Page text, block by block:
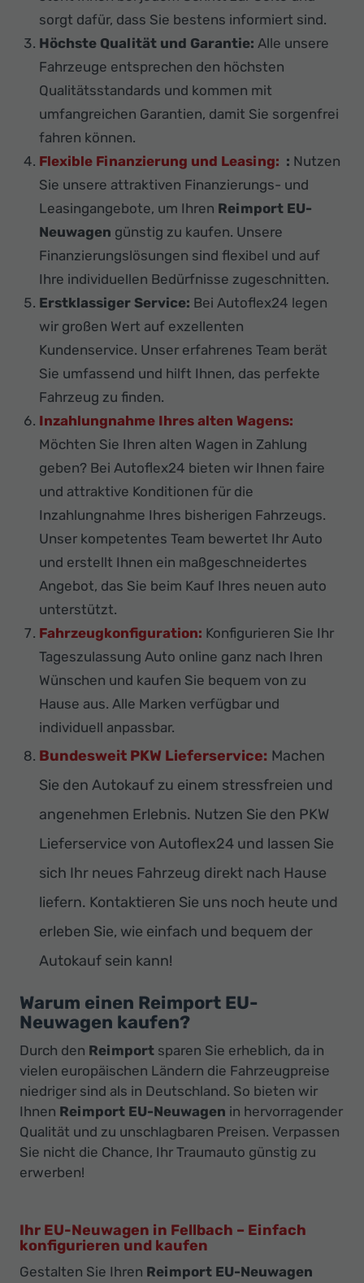
sorgt dafür, dass Sie bestens informiert sind.
Höchste Qualität und Garantie: Alle unsere
Fahrzeuge entsprechen den höchsten
Qualitätsstandards und kommen mit
umfangreichen Garantien, damit Sie sorgenfrei
fahren können.
Flexible Finanzierung und Leasing: : Nutzen
Sie unsere attraktiven Finanzierungs- und
Leasingangebote, um Ihren Reimport EU-
Neuwagen günstig zu kaufen. Unsere
Finanzierungslösungen sind flexibel und auf
Ihre individuellen Bedürfnisse zugeschnitten.
Erstklassiger Service: Bei Autoflex24 legen
wir großen Wert auf exzellenten
Kundenservice. Unser erfahrenes Team berät
Sie umfassend und hilft Ihnen, das perfekte
Fahrzeug zu finden.
Inzahlungnahme Ihres alten Wagens:
Möchten Sie Ihren alten Wagen in Zahlung
geben? Bei Autoflex24 bieten wir Ihnen faire
und attraktive Konditionen für die
Inzahlungnahme Ihres bisherigen Fahrzeugs.
Unser kompetentes Team bewertet Ihr Auto
und erstellt Ihnen ein maßgeschneidertes
Angebot, das Sie beim Kauf Ihres neuen auto
unterstützt.
Fahrzeugkonfiguration: Konfigurieren Sie Ihr
Tageszulassung Auto online ganz nach Ihren
Wünschen und kaufen Sie bequem von zu
Hause aus. Alle Marken verfügbar und
individuell anpassbar.
Bundesweit PKW Lieferservice: Machen
Sie den Autokauf zu einem stressfreien und
angenehmen Erlebnis. Nutzen Sie den PKW
Lieferservice von Autoflex24 und lassen Sie
sich Ihr neues Fahrzeug direkt nach Hause
liefern. Kontaktieren Sie uns noch heute und
erleben Sie, wie einfach und bequem der
Autokauf sein kann!
Warum einen Reimport EU-
Neuwagen kaufen?
Durch den Reimport sparen Sie erheblich, da in
vielen europäischen Ländern die Fahrzeugpreise
niedriger sind als in Deutschland. So bieten wir
Ihnen Reimport EU-Neuwagen in hervorragender
Qualität und zu unschlagbaren Preisen. Verpassen
Sie nicht die Chance, Ihr Traumauto günstig zu
erwerben!
Ihr EU-Neuwagen in Fellbach – Einfach
konfigurieren und kaufen
Gestalten Sie Ihren Reimport EU-Neuwagen